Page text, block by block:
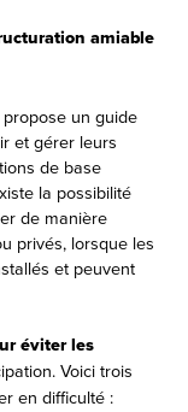
amiable
un guide
et gérer leurs
de base
la possibilité
de manière
privés, lorsque les
et peuvent
éviter les
Voici trois
en difficulté :